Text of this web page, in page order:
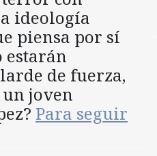
ideología
piensa por sí
estarán
de fuerza,
joven
Para seguir